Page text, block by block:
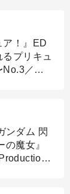
ア！』ED
るプリキュ
No.3／ア
ンダム 閃
魔女』